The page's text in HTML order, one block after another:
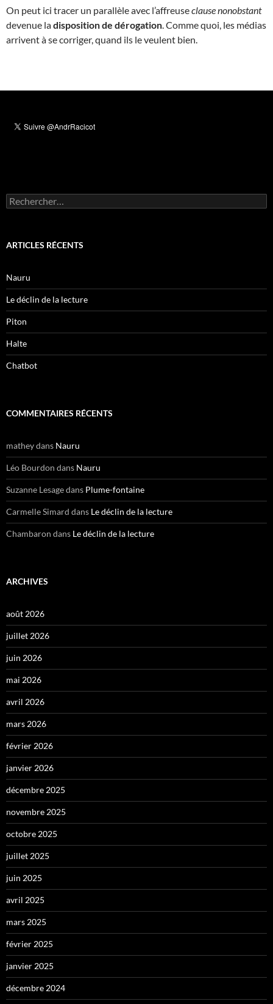
On peut ici tracer un parallèle avec l’affreuseclause nonobstant
devenue ladisposition de dérogation. Comme quoi, les médias
arrivent à se corriger, quand ils le veulent bien.
Rechercher :
ARTICLES RÉCENTS
Nauru
Le déclin de la lecture
Piton
Halte
Chatbot
COMMENTAIRES RÉCENTS
matheydans Nauru
Léo Bourdon dans Nauru
Suzanne Lesagedans Plume-fontaine
Carmelle Simard dans Le déclin de la lecture
Chambaron dans Le déclin de la lecture
ARCHIVES
août 2026
juillet 2026
juin 2026
mai 2026
avril 2026
mars 2026
février 2026
janvier 2026
décembre 2025
novembre 2025
octobre 2025
juillet 2025
juin 2025
avril 2025
mars 2025
février 2025
janvier 2025
décembre 2024